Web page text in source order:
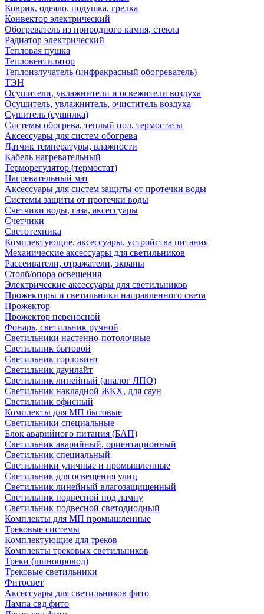
Коврик, одеяло, подушка, грелка
Конвектор электрический
Обогреватель из природного камня, стекла
Радиатор электрический
Тепловая пушка
Тепловентилятор
Теплоизлучатель (инфракрасный обогреватель)
ТЭН
Осушители, увлажнители и освежители воздуха
Осушитель, увлажнитель, очиститель воздуха
Сушитель (сушилка)
Системы обогрева, теплый пол, термостаты
Аксессуары для систем обогрева
Датчик температуры, влажности
Кабель нагревательный
Терморегулятор (термостат)
Нагревательный мат
Аксессуары для систем защиты от протечки воды
Системы защиты от протечки воды
Счетчики воды, газа, аксессуары
Счетчики
Светотехника
Комплектующие, аксессуары, устройства питания
Механические аксессуары для светильников
Рассеиватели, отражатели, экраны
Столб/опора освещения
Электрические аксессуары для светильников
Прожекторы и светильники направленного света
Прожектор
Прожектор переносной
Фонарь, светильник ручной
Светильники настенно-потолочные
Светильник бытовой
Светильник горловинт
Светильник даунлайт
Светильник линейный (аналог ЛПО)
Светильник накладной ЖКХ, для саун
Светильник офисный
Комплекты для МП бытовые
Светильники специальные
Блок аварийного питания (БАП)
Светильник аварийный, ориентационный
Светильник специальный
Светильники уличные и промышленные
Светильник для освещения улиц
Светильник линейный влагозащищенный
Светильник подвесной под лампу
Светильник подвесной светодиодный
Комплекты для МП промышленные
Трековые системы
Комплектующие для треков
Комплекты трековых светильников
Треки (шинопровод)
Трековые светильники
Фитосвет
Аксессуары для светильников фито
Лампа свд фито